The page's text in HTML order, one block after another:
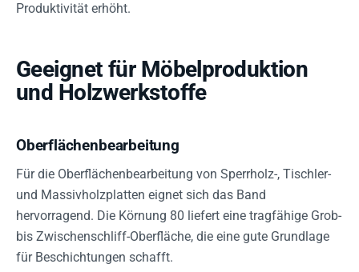
Produktivität erhöht.
Geeignet für Möbelproduktion
und Holzwerkstoffe
Oberflächenbearbeitung
Für die Oberflächenbearbeitung von Sperrholz-, Tischler-
und Massivholzplatten eignet sich das Band
hervorragend. Die Körnung 80 liefert eine tragfähige Grob-
bis Zwischenschliff-Oberfläche, die eine gute Grundlage
für Beschichtungen schafft.